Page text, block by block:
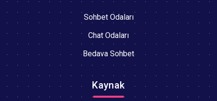
Sohbet Odaları
Chat Odaları
Bedava Sohbet
Kaynak